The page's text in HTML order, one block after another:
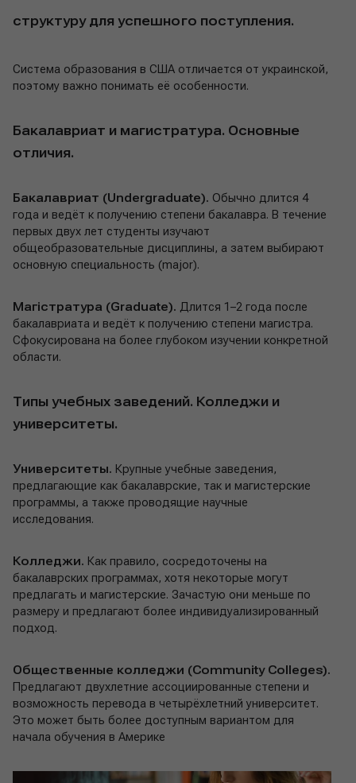
структуру для успешного поступления.
Система образования в США отличается от украинской,
поэтому важно понимать её особенности.
Бакалавриат и магистратура. Основные
отличия.
Бакалавриат (Undergraduate). Обычно длится 4
года и ведёт к получению степени бакалавра. В течение
первых двух лет студенты изучают
общеобразовательные дисциплины, а затем выбирают
основную специальность (major).
Магістратура (Graduate). Длится 1–2 года после
бакалавриата и ведёт к получению степени магистра.
Сфокусирована на более глубоком изучении конкретной
области.
Типы учебных заведений. Колледжи и
университеты.
Университеты. Крупные учебные заведения,
предлагающие как бакалаврские, так и магистерские
программы, а также проводящие научные
исследования.
Колледжи. Как правило, сосредоточены на
бакалаврских программах, хотя некоторые могут
предлагать и магистерские. Зачастую они меньше по
размеру и предлагают более индивидуализированный
подход.
Общественные колледжи (Community Colleges).
Предлагают двухлетние ассоциированные степени и
возможность перевода в четырёхлетний университет.
Это может быть более доступным вариантом для
начала обучения в Америке